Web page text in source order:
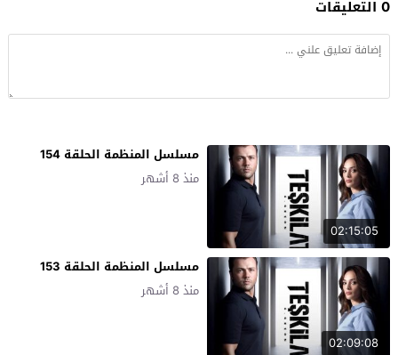
0 التعليقات
02:15:05
مسلسل المنظمة الحلقة 154
منذ 8 أشهر
02:09:08
مسلسل المنظمة الحلقة 153
منذ 8 أشهر